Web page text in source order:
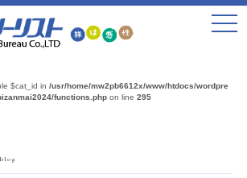
toggle
$cat_id in /usr/home/mw2pb6612x/www/htdocs/wordpre
functions.phpon line 295